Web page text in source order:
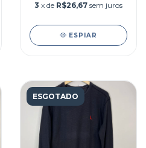
3 x de R$26,67 sem juros
ESPIAR
ESGOTADO